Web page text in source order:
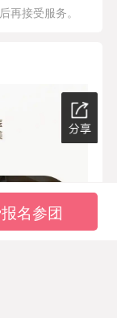
再接受服务。
名参团